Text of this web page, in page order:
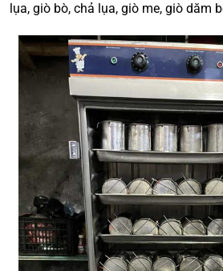
lụa, giò bò, chả lụa, giò me, giò dăm